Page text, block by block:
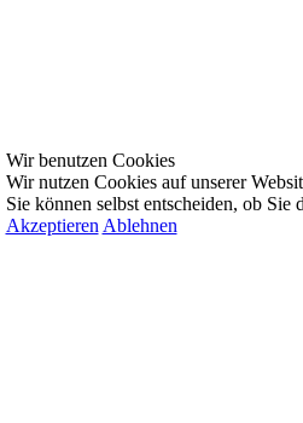
Wir benutzen Cookies
Wir nutzen Cookies auf unserer
Sie können selbst entscheiden, ob
Akzeptieren Ablehnen